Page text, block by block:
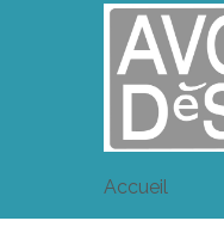
Accueil